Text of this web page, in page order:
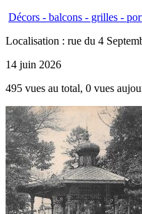
Décors - balcons - grilles -
Localisation : rue du 4
14 juin 2026
495 vues au total, 0 vues